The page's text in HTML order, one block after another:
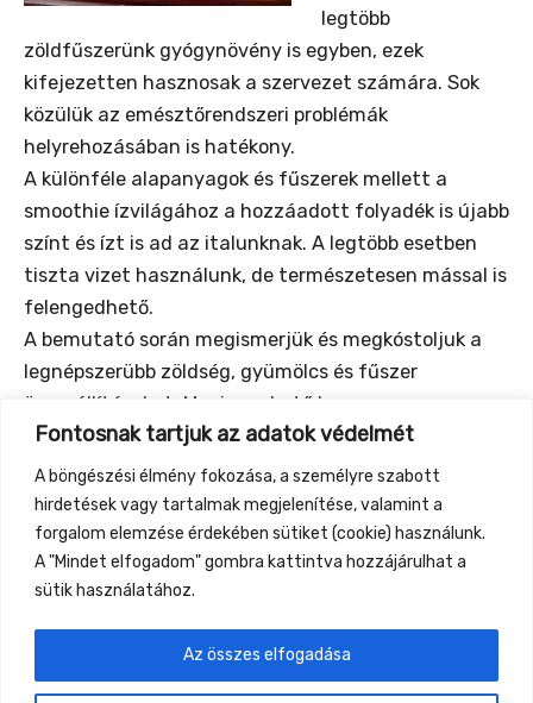
Fontosnak tartjuk az adatok védelmét
A böngészési élmény fokozása, a személyre szabott
hirdetések vagy tartalmak megjelenítése, valamint a
forgalom elemzése érdekében sütiket (cookie) használunk.
A "Mindet elfogadom" gombra kattintva hozzájárulhat a
sütik használatához.
Az összes elfogadása
legtöbb
zöldfűszerünk gyógynövény is egyben, ezek
kifejezetten hasznosak a szervezet számára. Sok
közülük az emésztőrendszeri problémák
helyrehozásában is hatékony.
A különféle alapanyagok és fűszerek mellett a
smoothie ízvilágához a hozzáadott folyadék is újabb
színt és ízt is ad az italunknak. A legtöbb esetben
tiszta vizet használunk, de természetesen mással is
felengedhető.
A bemutató során megismerjük és megkóstoljuk a
legnépszerübb zöldség, gyümölcs és fűszer
összeállításokat. Megismerhető lesz az egyes
fűszerek egészségre gyakorolt hatása
A programmal párhuzamosan cibere kóstolás
ugyanitt Deák Albert vezetésével.
Previous Event